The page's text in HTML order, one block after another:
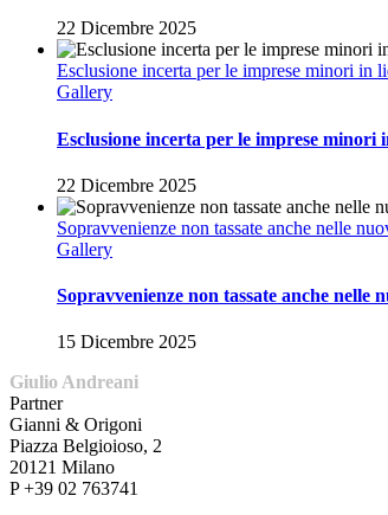
22 Dicembre 2025
Esclusione incerta per le imprese minori in
Gallery
Esclusione incerta per le imprese minori
22 Dicembre 2025
Sopravvenienze non tassate anche nelle
Gallery
Sopravvenienze non tassate anche nelle
15 Dicembre 2025
Giulio Andreani
Partner
Gianni & Origoni
Piazza Belgioioso, 2
20121 Milano
P +39 02 763741